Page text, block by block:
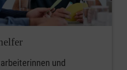
und